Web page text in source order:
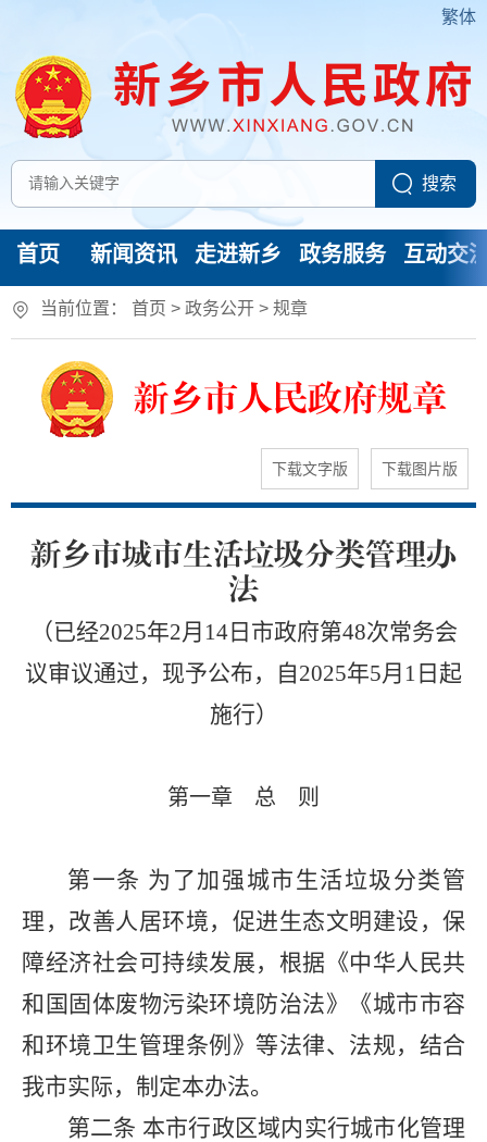
繁体
首页 新闻资讯 走进新乡 政务服务 互动交
当前位置： 首页 > 政务公开 > 规章
新乡市人民政府规章
下载文字版 下载图片版
新乡市城市生活垃圾分类管理办
法
（已经2025年2月14日市政府第48次常务会
议审议通过，现予公布，自2025年5月1日起
施行）
第一章 总 则
第一条 为了加强城市生活垃圾分类管
理，改善人居环境，促进生态文明建设，保
障经济社会可持续发展，根据《中华人民共
和国固体废物污染环境防治法》《城市市容
和环境卫生管理条例》等法律、法规，结合
我市实际，制定本办法。
第二条 本市行政区域内实行城市化管理